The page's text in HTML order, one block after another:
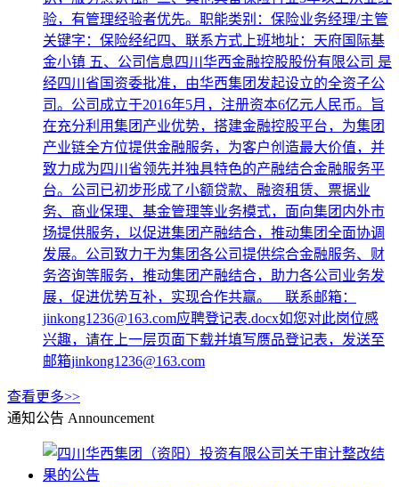
验，有管理经验者优先。职能类别：保险业务经理/主管
关键字：保险经纪四、联系方式上班地址：天府国际基
金小镇 五、公司信息四川华西金融控股股份有限公司 是
经四川省国资委批准，由华西集团发起设立的全资子公
司。公司成立于2016年5月，注册资本6亿元人民币。旨
在充分利用集团产业优势，搭建金融控股平台，为集团
产业链全方位提供金融服务，为客户创造最大价值，并
致力成为四川省领先并独具特色的产融结合金融服务平
台。公司已初步形成了小额贷款、融资租赁、票据业
务、商业保理、基金管理等业务模式，面向集团内外市
场提供服务，以促进集团产融结合，推动集团全面协调
发展。公司致力于为集团各公司提供综合金融服务、财
务咨询等服务，推动集团产融结合，助力各公司业务发
展，促进优势互补，实现合作共赢。 联系邮箱：
jinkong1236@163.com应聘登记表.docx如您对此岗位感
兴趣，请在上一层页面下载并填写赝品登记表，发送至
邮箱jinkong1236@163.com
查看更多>>
通知公告 Announcement